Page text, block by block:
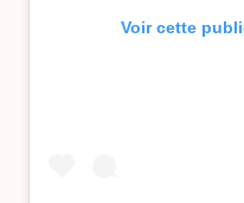
Voir cette